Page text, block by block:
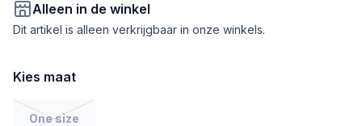
Alleen in de winkel
Dit artikel is alleen verkrijgbaar in onze winkels.
Kies maat
One size